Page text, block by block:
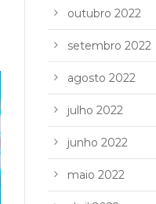
outubro 2022
setembro 2022
agosto 2022
julho 2022
junho 2022
maio 2022